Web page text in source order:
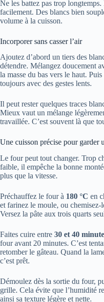
Ne les battez pas trop longtemps.
facilement. Des blancs bien
volume à la cuisson.
Incorporer sans casser l’air
Ajoutez d’abord un tiers des
détendre. Mélangez doucement
la masse du bas vers le haut.
toujours avec des gestes lents.
Il peut rester quelques traces
Mieux vaut un mélange
travaillée. C’est souvent là que
Une cuisson précise pour garder
Le four peut tout changer. Trop
faible, il empêche la bonne
plus que la vitesse.
Préchauffez le four à 180 °C en
et farinez le moule, ou chemisez-
Versez la pâte aux trois quarts
Faites cuire entre 30 et 40
four avant 20 minutes. C’est
retomber le gâteau. Quand la
c’est prêt.
Démoulez dès la sortie du four,
grille. Cela évite que l’humidité
ainsi sa texture légère et nette.